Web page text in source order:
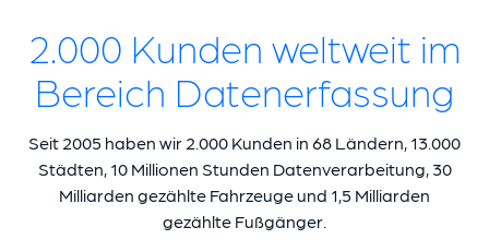
2.000 Kunden weltweit im
Bereich Datenerfassung
Seit 2005 haben wir 2.000 Kunden in 68 Ländern, 13.000
Städten, 10 Millionen Stunden Datenverarbeitung, 30
Milliarden gezählte Fahrzeuge und 1,5 Milliarden
gezählte Fußgänger.